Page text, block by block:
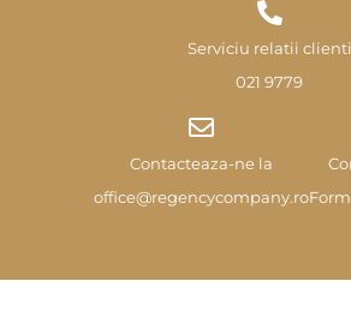
Serviciu relatii clienti
021 9779
Contacteaza-ne la
office@regencycompany.ro